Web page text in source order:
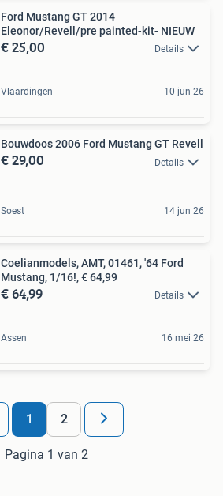
Ford Mustang GT 2014
Eleonor/Revell/pre painted-kit- NIEUW
€ 25,00 Details
Vlaardingen 10 jun 26
Bouwdoos 2006 Ford Mustang GT Revell
€ 29,00 Details
Soest 14 jun 26
Coelianmodels, AMT, 01461, '64 Ford
Mustang, 1/16!, € 64,99
€ 64,99 Details
Assen 16 mei 26
1 2
Pagina 1 van 2